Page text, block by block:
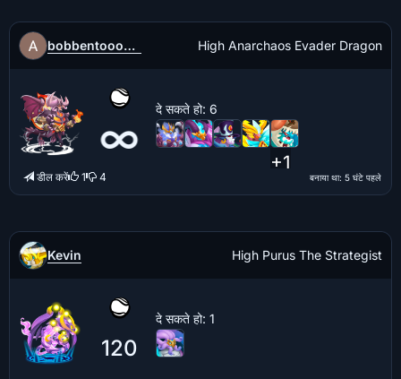
bobbentooo777 High Anarchaos Evader Dragon
∞
दे सकते हो: 6
+1
बनाया था: 5 घंटे पहले
डील करें 1 4
Kevin High Purus The Strategist
120
दे सकते हो: 1